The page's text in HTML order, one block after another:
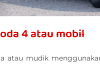
4 atau mobil
atau mudik